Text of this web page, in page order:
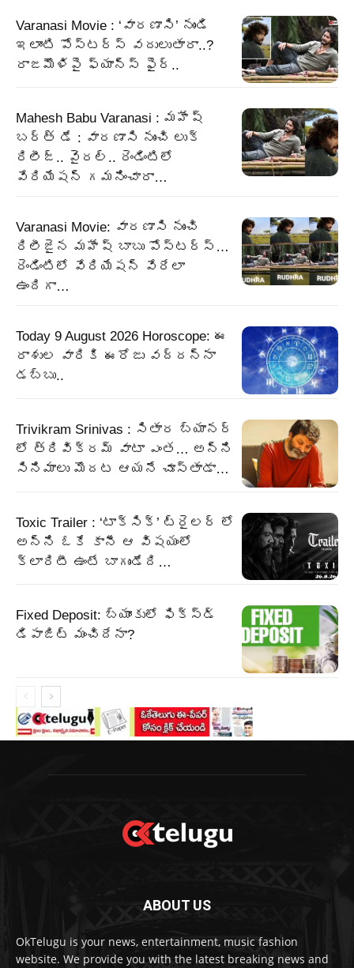
Varanasi Movie : ‘వారణాసి’ నుండి
ఇలాంటి పోస్టర్స్ వదులుతారా..?
రాజమౌళిపై ఫ్యాన్స్ ఫైర్..
Mahesh Babu Varanasi : మహేష్
బర్త్ డే : వారణాసి నుంచి లుక్
రిలీజ్.. వైరల్.. రెండింటిలో
వేరియేషన్ గమనించారా…
Varanasi Movie: వారణాసి నుంచి
రిలీజైన మహేష్ బాబు పోస్టర్స్…
రెండింటిలో వేరియేషన్ వేరేలా
ఉందిగా…
Today 9 August 2026 Horoscope: ఈ
రాశుల వారికి ఈరోజు వద్దన్నా
డబ్బు..
Trivikram Srinivas : సితార బ్యానర్
లో త్రివిక్రమ్ వాటా ఎంత… అన్ని
సినిమాలు మొదట ఆయనే చూస్తాడా…
Toxic Trailer : ‘టాక్సిక్’ ట్రైలర్ లో
అన్ని ఓకే కానీ ఆ విషయంలో
క్లారిటీ ఉంటే బాగుండేది…
Fixed Deposit: బ్యాంకులో ఫిక్స్డ్
డిపాజిట్ మంచిదేనా?
ABOUT US
OkTelugu is your news, entertainment, music fashion
website. We provide you with the latest breaking news and